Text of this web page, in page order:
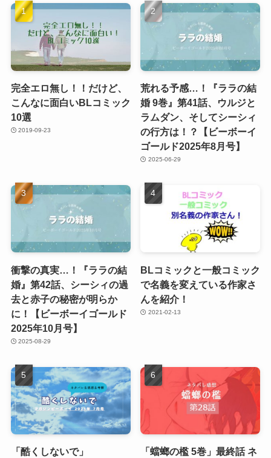
完全エロ無し！！だけど、
こんなに面白いBLコミック
10選
2019-09-23
荒れる予感…！『ララの結
婚 9巻』第41話、ウルジと
ラムダン、そしてシーシィ
の行方は！？【ビーボーイ
ゴールド2025年8月号】
2025-06-29
衝撃の真実…！『ララの結
婚』第42話、シーシィの過
去と赤子の秘密が明らか
に！【ビーボーイゴールド
2025年10月号】
2025-08-29
BLコミックと一般コミック
で名義を変えている作家さ
んを紹介！
2021-02-13
「酷くしないで」
「蟷螂の檻 5巻」最終話 ネ